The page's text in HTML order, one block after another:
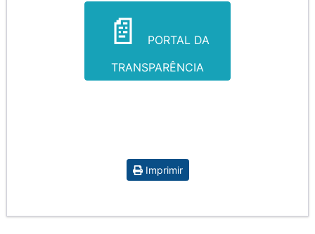
PORTAL DA
TRANSPARÊNCIA
Imprimir